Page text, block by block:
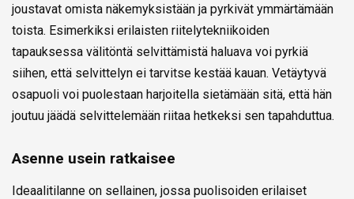
joustavat omista näkemyksistään ja pyrkivät ymmärtämään
toista. Esimerkiksi erilaisten riitelytekniikoiden
tapauksessa välitöntä selvittämistä haluava voi pyrkiä
siihen, että selvittelyn ei tarvitse kestää kauan. Vetäytyvä
osapuoli voi puolestaan harjoitella sietämään sitä, että hän
joutuu jäädä selvittelemään riitaa hetkeksi sen tapahduttua.
Asenne usein ratkaisee
Ideaalitilanne on sellainen, jossa puolisoiden erilaiset